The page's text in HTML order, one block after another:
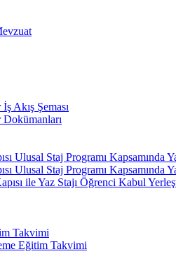
Akış Şeması
Ulusal Staj Programı Kapsamında
Ulusal Staj Programı Kapsamında
ile Yaz Stajı Öğrenci Kabul
Takvimi
Eğitim Takvimi